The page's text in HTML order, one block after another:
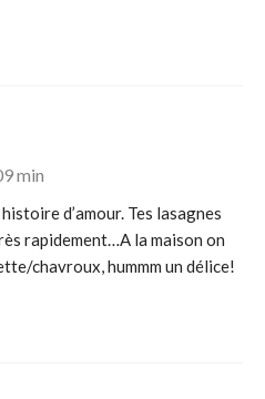
min
d’amour. Tes lasagnes
rapidement…A la maison on
chavroux, hummm un délice!